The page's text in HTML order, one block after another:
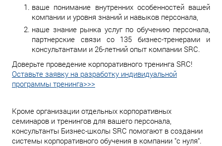
ваше понимание внутренних особенностей вашей
компании и уровня знаний и навыков персонала,
наше знание рынка услуг по обучению персонала,
партнерские связи со 135 бизнес-тренерами и
консультантами и 26-летний опыт компании SRC.
Доверьте проведение корпоративного тренинга SRC!
Оставьте заявку на разработку индивидуальной
программы тренинга>>>
Кроме организации отдельных корпоративных
семинаров и тренингов для вашего персонала,
консультанты Бизнес-школы SRC помогают в создании
системы корпоративного обучения в компании "с нуля".